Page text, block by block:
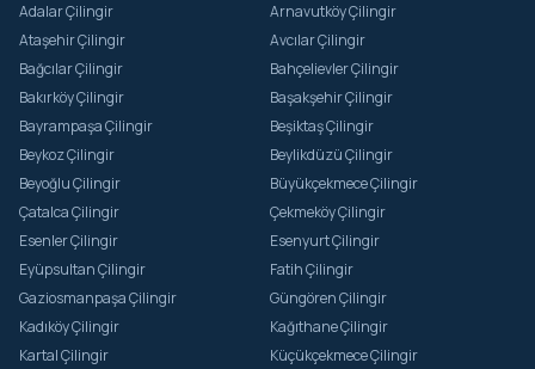
Teke
Ulupelit
Üvezli
Yaka
Yaylalı
Yazımanayır
Yeniköy
Yeşilvadi
Adalar Çilingir
Arnavutköy Çilingir
Ataşehir Çilingir
Avcılar Çilingir
Bağcılar Çilingir
Bahçelievler Çilingir
Bakırköy Çilingir
Başakşehir Çilingir
Bayrampaşa Çilingir
Beşiktaş Çilingir
Beykoz Çilingir
Beylikdüzü Çilingir
Beyoğlu Çilingir
Büyükçekmece Çilingir
Çatalca Çilingir
Çekmeköy Çilingir
Esenler Çilingir
Esenyurt Çilingir
Eyüpsultan Çilingir
Fatih Çilingir
Gaziosmanpaşa Çilingir
Güngören Çilingir
Kadıköy Çilingir
Kağıthane Çilingir
Kartal Çilingir
Küçükçekmece Çilingir